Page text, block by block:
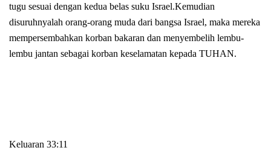
tugu sesuai dengan kedua belas suku Israel.Kemudian
disuruhnyalah orang-orang muda dari bangsa Israel, maka mereka
mempersembahkan korban bakaran dan menyembelih lembu-
lembu jantan sebagai korban keselamatan kepada TUHAN.
Keluaran 33:11